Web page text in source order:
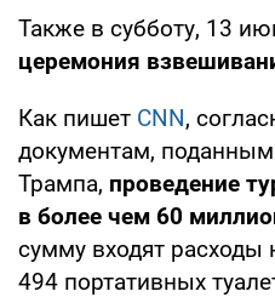
Также в субботу, 13
церемония
Как пишет CNN,
документам,
Трампа, проведение
в более чем 60
сумму входят расходы
494 портативных